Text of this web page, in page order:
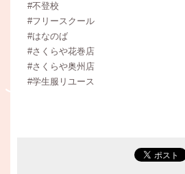
#不登校
#フリースクール
#はなのば
#さくらや花巻店
#さくらや奥州店
#学生服リユース